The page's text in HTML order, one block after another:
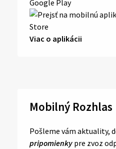
Viac o aplikácii
Mobilný Rozhlas
Pošleme vám aktuality,
pripomienky pre zvoz